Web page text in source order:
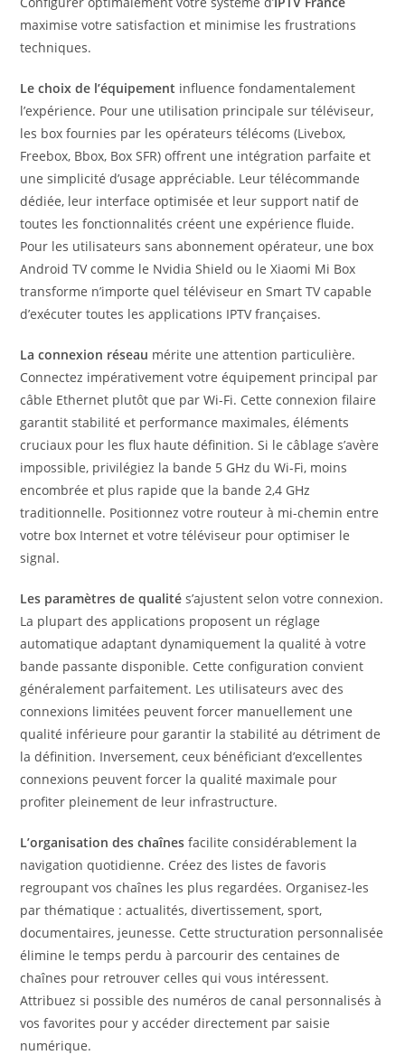
maximise votre satisfaction et minimise les frustrations
techniques.
Le choix de l’équipement influence fondamentalement
l’expérience. Pour une utilisation principale sur téléviseur,
les box fournies par les opérateurs télécoms (Livebox,
Freebox, Bbox, Box SFR) offrent une intégration parfaite et
une simplicité d’usage appréciable. Leur télécommande
dédiée, leur interface optimisée et leur support natif de
toutes les fonctionnalités créent une expérience fluide.
Pour les utilisateurs sans abonnement opérateur, une box
Android TV comme le Nvidia Shield ou le Xiaomi Mi Box
transforme n’importe quel téléviseur en Smart TV capable
d’exécuter toutes les applications IPTV françaises.
La connexion réseau mérite une attention particulière.
Connectez impérativement votre équipement principal par
câble Ethernet plutôt que par Wi-Fi. Cette connexion filaire
garantit stabilité et performance maximales, éléments
cruciaux pour les flux haute définition. Si le câblage s’avère
impossible, privilégiez la bande 5 GHz du Wi-Fi, moins
encombrée et plus rapide que la bande 2,4 GHz
traditionnelle. Positionnez votre routeur à mi-chemin entre
votre box Internet et votre téléviseur pour optimiser le
signal.
Les paramètres de qualité s’ajustent selon votre connexion.
La plupart des applications proposent un réglage
automatique adaptant dynamiquement la qualité à votre
bande passante disponible. Cette configuration convient
généralement parfaitement. Les utilisateurs avec des
connexions limitées peuvent forcer manuellement une
qualité inférieure pour garantir la stabilité au détriment de
la définition. Inversement, ceux bénéficiant d’excellentes
connexions peuvent forcer la qualité maximale pour
profiter pleinement de leur infrastructure.
L’organisation des chaînes facilite considérablement la
navigation quotidienne. Créez des listes de favoris
regroupant vos chaînes les plus regardées. Organisez-les
par thématique : actualités, divertissement, sport,
documentaires, jeunesse. Cette structuration personnalisée
élimine le temps perdu à parcourir des centaines de
chaînes pour retrouver celles qui vous intéressent.
Attribuez si possible des numéros de canal personnalisés à
vos favorites pour y accéder directement par saisie
numérique.